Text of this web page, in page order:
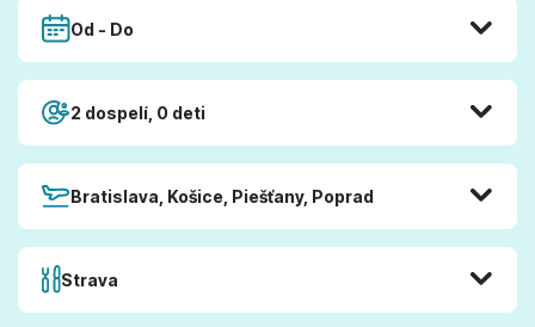
Od - Do
2 dospelí, 0 deti
Bratislava, Košice, Piešťany, Poprad
Strava